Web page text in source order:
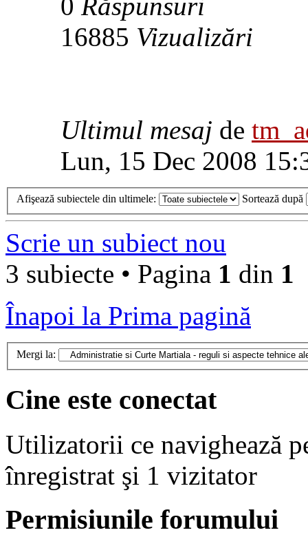
16885 Vizualizări
Ultimul mesaj de
Lun, 15 Dec 2008
Afişează subiectele din ultimele: Sortează după
Scrie un subiect nou
3 subiecte • Pagina 1 din 1
Înapoi la Prima pagină
Mergi la:
Cine este conectat
Utilizatorii ce navighează
înregistrat şi 1 vizitator
Permisiunile forumului